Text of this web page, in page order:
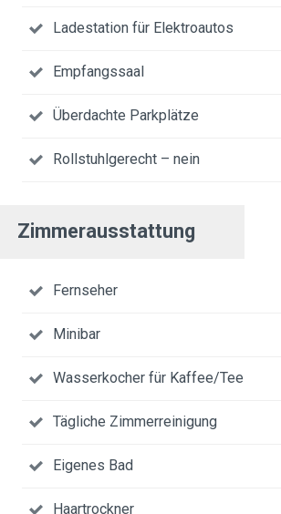
Ladestation für Elektroautos
Empfangssaal
Überdachte Parkplätze
Rollstuhlgerecht – nein
Zimmerausstattung
Fernseher
Minibar
Wasserkocher für Kaffee/Tee
Tägliche Zimmerreinigung
Eigenes Bad
Haartrockner